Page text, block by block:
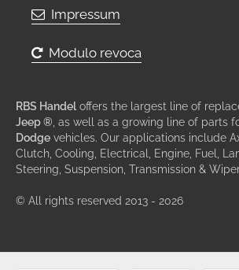
Impressum
Modulo revoca
RBS Handel offers the largest line of
Jeep ® , as well as a growing line of parts
Dodge vehicles. Our applications include
Clutch, Cooling, Electrical, Engine, Fuel,
Steering, Suspension, Transmission &
© All rights reserved 2013 - 2026